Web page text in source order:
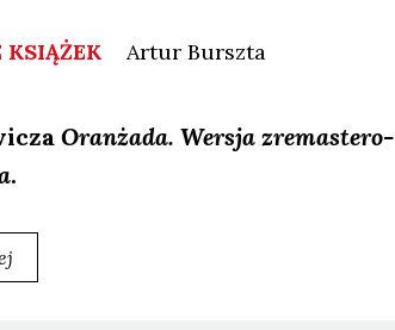
KSIĄŻEK ArturBurszta
Oran­ża­da. Wer­sja zre­ma­ste­ro­
.